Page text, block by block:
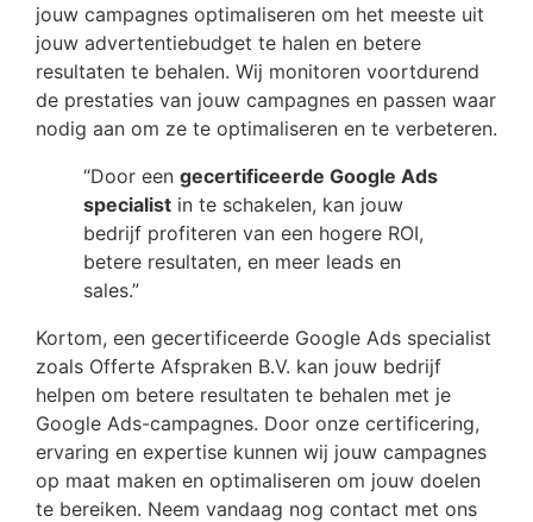
jouw campagnes optimaliseren om het meeste uit
jouw advertentiebudget te halen en betere
resultaten te behalen. Wij monitoren voortdurend
de prestaties van jouw campagnes en passen waar
nodig aan om ze te optimaliseren en te verbeteren.
“Door een gecertificeerde Google Ads
specialist in te schakelen, kan jouw
bedrijf profiteren van een hogere ROI,
betere resultaten, en meer leads en
sales.”
Kortom, een gecertificeerde Google Ads specialist
zoals Offerte Afspraken B.V. kan jouw bedrijf
helpen om betere resultaten te behalen met je
Google Ads-campagnes. Door onze certificering,
ervaring en expertise kunnen wij jouw campagnes
op maat maken en optimaliseren om jouw doelen
te bereiken. Neem vandaag nog contact met ons